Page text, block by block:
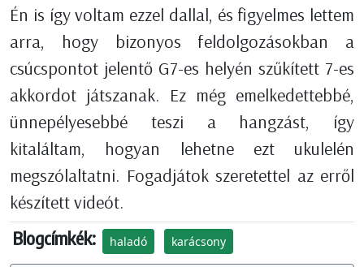
Én is így voltam ezzel dallal, és figyelmes lettem
arra, hogy bizonyos feldolgozásokban a
csúcspontot jelentő G7-es helyén szűkített 7-es
akkordot játszanak. Ez még emelkedettebbé,
ünnepélyesebbé teszi a hangzást, így
kitaláltam, hogyan lehetne ezt ukulelén
megszólaltatni. Fogadjátok szeretettel az erről
készített videót.
Blogcímkék: haladó karácsony